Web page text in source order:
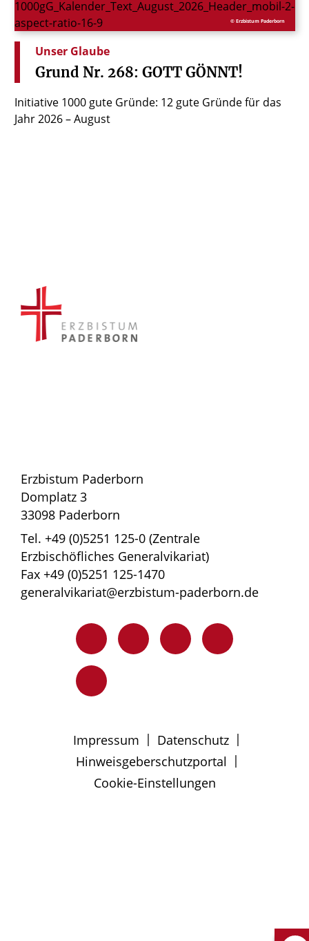
© Erzbistum Paderborn
Unser Glaube
Grund Nr. 268: GOTT GÖNNT!
Initiative 1000 gute Gründe: 12 gute Gründe für das
Jahr 2026 – August
Erzbistum Paderborn
Domplatz 3
33098 Paderborn
Tel. +49 (0)5251 125-0 (Zentrale
Erzbischöfliches Generalvikariat)
Fax +49 (0)5251 125-1470
generalvikariat@erzbistum-paderborn.de
Impressum | Datenschutz |
Hinweisgeberschutzportal |
Cookie-Einstellungen